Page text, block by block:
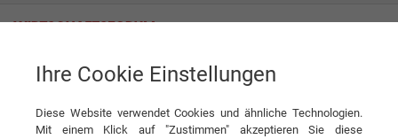
Kaiser Bekleidungs GmbH Italienisches Flair aus Deutschland
Interview Kaiser Bekleidungs GmbH
Ihre Cookie Einstellungen
Diese Website verwendet Cookies und ähnliche Technologien.
Mit einem Klick auf "Zustimmen" akzeptieren Sie diese